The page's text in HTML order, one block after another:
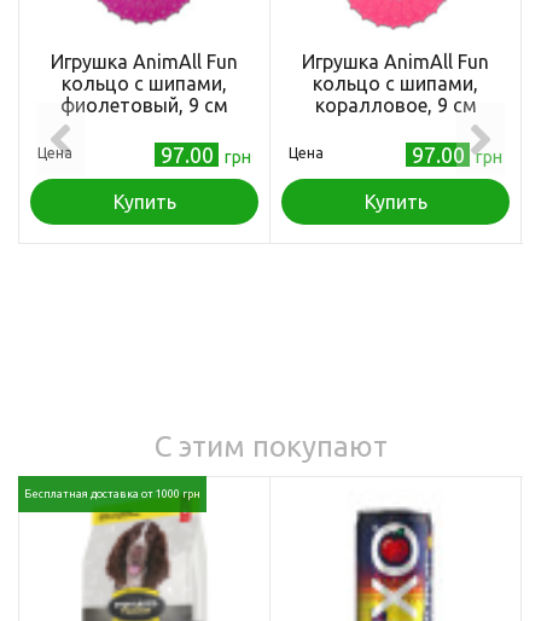
Игрушка AnimAll Fun
кольцо с шипами,
фиолетовый, 9 см
Цена 97.00 грн
Купить
Игрушка AnimAll Fun
кольцо с шипами,
коралловое, 9 см
Цена 97.00 грн
Купить
С этим покупают
Бесплатная доставка от 1000 грн